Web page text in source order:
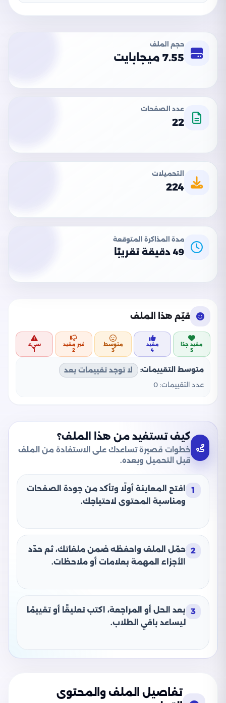
حجم الملف
7.55 ميجابايت
عدد الصفحات
22
التحميلات
224
مدة المذاكرة المتوقعة
49 دقيقة تقريبًا
قيّم هذا الملف
مفيد جدًا
5
مفيد
4
متوسط
3
غير مفيد
2
سيء
1
متوسط التقييمات:
لا توجد تقييمات بعد
عدد التقييمات: 0
كيف تستفيد من هذا الملف؟
خطوات قصيرة تساعدك على الاستفادة من الملف
قبل التحميل وبعده.
1
افتح المعاينة أولًا وتأكد من جودة الصفحات
ومناسبة المحتوى لاحتياجك.
2 حمّل الملف واحفظه ضمن ملفاتك، ثم حدّد
الأجزاء المهمة بعلامات أو ملاحظات.
3
بعد الحل أو المراجعة، اكتب تعليقًا أو تقييمًا
ليساعد باقي الطلاب.
تفاصيل الملف والمحتوى